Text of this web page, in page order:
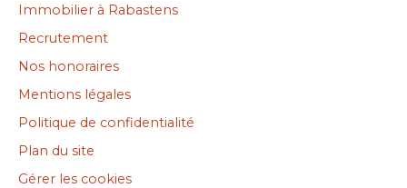
Immobilier à Rabastens
Recrutement
Nos honoraires
Mentions légales
Politique de confidentialité
Plan du site
Gérer les cookies